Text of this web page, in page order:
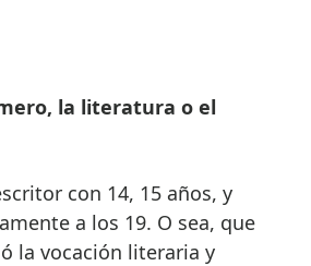
la literatura o el
con 14, 15 años, y
a los 19. O sea, que
la vocación literaria y